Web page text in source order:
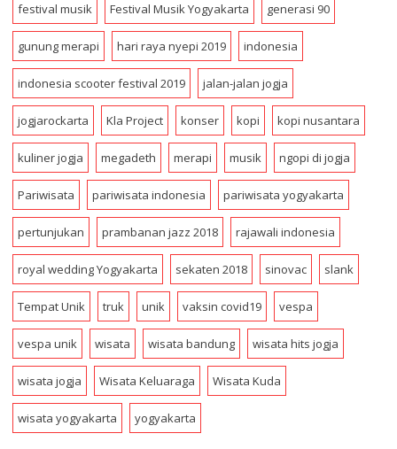
e
s
festival musik Festival Musik Yogyakarta generasi 90
gunung merapi hari raya nyepi 2019 indonesia
indonesia scooter festival 2019 jalan-jalan jogja
jogjarockarta Kla Project konser kopi kopi nusantara
kuliner jogja megadeth merapi musik ngopi di jogja
Pariwisata pariwisata indonesia pariwisata yogyakarta
pertunjukan prambanan jazz 2018 rajawali indonesia
royal wedding Yogyakarta sekaten 2018 sinovac slank
Tempat Unik truk unik vaksin covid19 vespa
vespa unik wisata wisata bandung wisata hits jogja
wisata jogja Wisata Keluaraga Wisata Kuda
wisata yogyakarta yogyakarta